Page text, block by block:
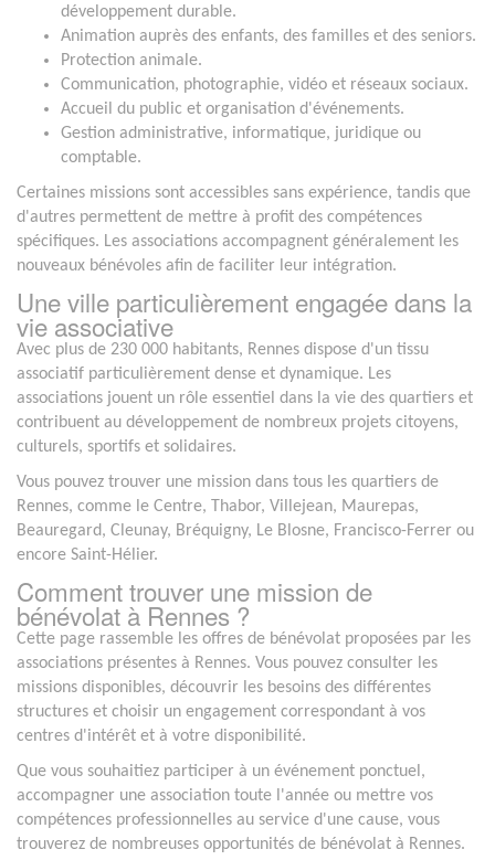
développement durable.
Animation auprès des enfants, des familles et des seniors.
Protection animale.
Communication, photographie, vidéo et réseaux sociaux.
Accueil du public et organisation d'événements.
Gestion administrative, informatique, juridique ou
comptable.
Certaines missions sont accessibles sans expérience, tandis que
d'autres permettent de mettre à profit des compétences
spécifiques. Les associations accompagnent généralement les
nouveaux bénévoles afin de faciliter leur intégration.
Une ville particulièrement engagée dans la
vie associative
Avec plus de 230 000 habitants, Rennes dispose d'un tissu
associatif particulièrement dense et dynamique. Les
associations jouent un rôle essentiel dans la vie des quartiers et
contribuent au développement de nombreux projets citoyens,
culturels, sportifs et solidaires.
Vous pouvez trouver une mission dans tous les quartiers de
Rennes, comme le Centre, Thabor, Villejean, Maurepas,
Beauregard, Cleunay, Bréquigny, Le Blosne, Francisco-Ferrer ou
encore Saint-Hélier.
Comment trouver une mission de
bénévolat à Rennes ?
Cette page rassemble les offres de bénévolat proposées par les
associations présentes à Rennes. Vous pouvez consulter les
missions disponibles, découvrir les besoins des différentes
structures et choisir un engagement correspondant à vos
centres d'intérêt et à votre disponibilité.
Que vous souhaitiez participer à un événement ponctuel,
accompagner une association toute l'année ou mettre vos
compétences professionnelles au service d'une cause, vous
trouverez de nombreuses opportunités de bénévolat à Rennes.